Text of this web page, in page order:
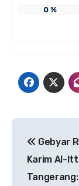
0%
pos
Gebyar
Karim Al-